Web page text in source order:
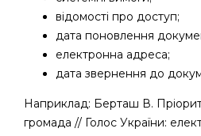
відомості про доступ;
дата поновлення
електронна адреса;
дата звернення до
Наприклад: Берташ В.
громада // Голос України: